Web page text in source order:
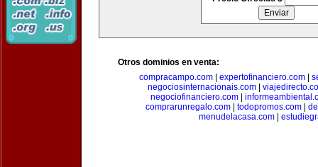
Otros dominios en venta:
compracampo.com| expertofinanciero.com|
negociosinternacionais.com
negociofinanciero.com
comprarunregalo.com| todopromos.com|
menudelacasa.com